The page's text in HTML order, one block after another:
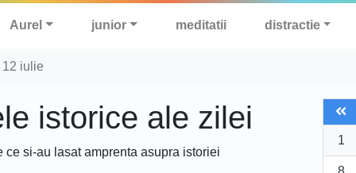
Aurel junior meditatii distractie
iulie
istorice ale zilei
si-au lasat amprenta asupra istoriei
1